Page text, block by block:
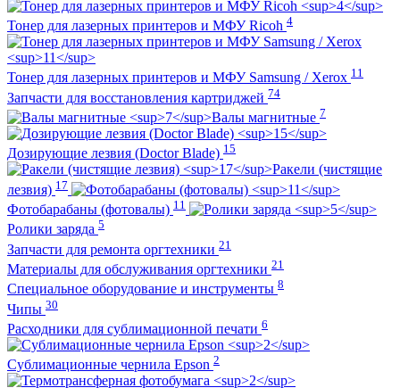
Тонер для лазерных принтеров и МФУ Ricoh 4
Тонер для лазерных принтеров и МФУ Samsung / Xerox 11
Запчасти для восстановления картриджей 74
Валы магнитные 7
Дозирующие лезвия (Doctor Blade) 15
Ракели (чистящие
лезвия) 17
Фотобарабаны (фотовалы) 11
Ролики заряда 5
Запчасти для ремонта оргтехники 21
Материалы для обслуживания оргтехники 21
Специальное оборудование и инструменты 8
Чипы 30
Расходники для сублимационной печати 6
Сублимационные чернила Epson 2